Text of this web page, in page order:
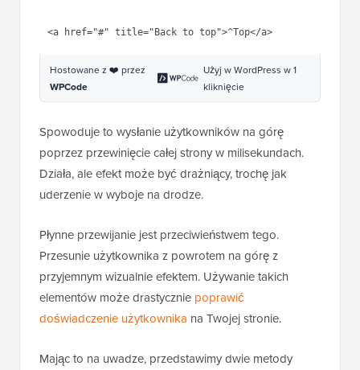
<a href="#" title="Back to top">^Top</a>
Hostowane z ❤️ przez
WPCode
Użyj w WordPress w 1
kliknięcie
Spowoduje to wysłanie użytkowników na górę
poprzez przewinięcie całej strony w milisekundach.
Działa, ale efekt może być drażniący, trochę jak
uderzenie w wyboje na drodze.
Płynne przewijanie jest przeciwieństwem tego.
Przesunie użytkownika z powrotem na górę z
przyjemnym wizualnie efektem. Używanie takich
elementów może drastycznie poprawić
doświadczenie użytkownika na Twojej stronie.
Mając to na uwadze, przedstawimy dwie metody